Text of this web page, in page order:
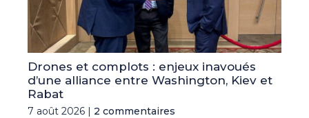
Drones et complots : enjeux inavoués
d’une alliance entre Washington, Kiev et
Rabat
7 août 2026 | 2 commentaires